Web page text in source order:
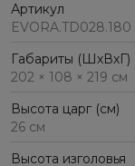
Артикул
EVORA.TD028.180
Габариты (ШхВхГ)
202 × 108 × 219 см
Высота царг (см)
26 см
Высота изголовья